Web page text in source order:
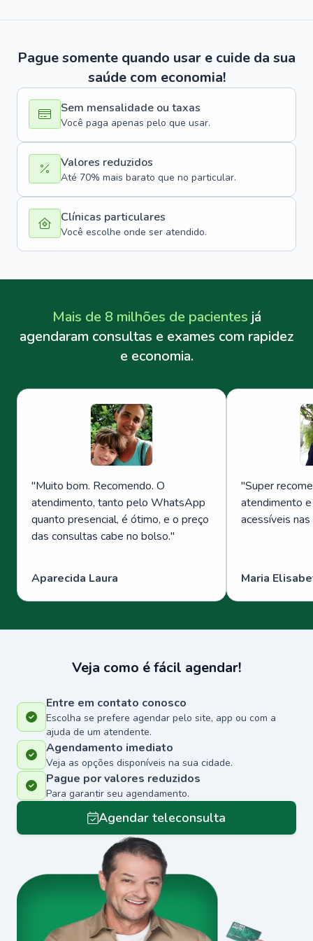
Pague somente quando usar e cuide da sua
saúde com economia!
Sem mensalidade ou taxas
Você paga apenas pelo que usar.
Valores reduzidos
Até 70% mais barato que no particular.
Clínicas particulares
Você escolhe onde ser atendido.
Mais de 8 milhões de pacientes já
agendaram consultas e exames com rapidez
e economia.
"Muito bom. Recomendo. O
atendimento, tanto pelo WhatsApp
quanto presencial, é ótimo, e o preço
das consultas cabe no bolso."
Aparecida Laura
"Super
atendimento
acessíveis
Maria
Veja como é fácil agendar!
Entre em contato conosco
Escolha se prefere agendar pelo site, app ou com a
ajuda de um atendente.
Agendamento imediato
Veja as opções disponíveis na sua cidade.
Pague por valores reduzidos
Para garantir seu agendamento.
Agendar teleconsulta